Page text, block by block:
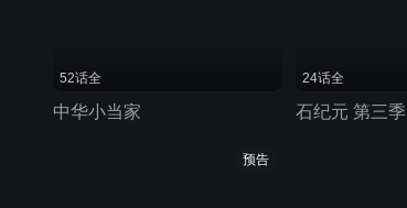
52话全
中华小当家
24话全
石纪元 第三季
预告